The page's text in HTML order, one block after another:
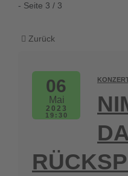
- Seite 3 / 3
Zurück
06
Mai
2023
19:30